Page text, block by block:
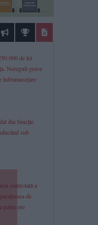
de lei
Nereguli grave
înfrumusețare
din funcție
sub
controlată a
de
patru ore